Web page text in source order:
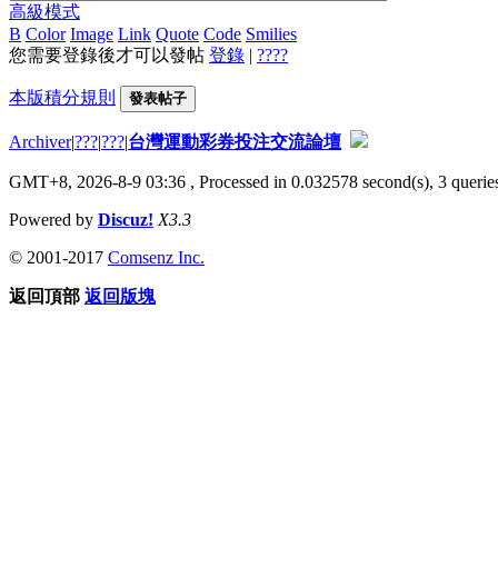
高級模式
B Color Image Link Quote Code Smilies
您需要登錄後才可以發帖 登錄 | ????
本版積分規則 發表帖子
Archiver|???|???|台灣運動彩券投注交流論壇
GMT+8, 2026-8-9 03:36 , Processed in 0.032578 second(s), 3
Powered by Discuz! X3.3
© 2001-2017 Comsenz Inc.
返回頂部 返回版塊